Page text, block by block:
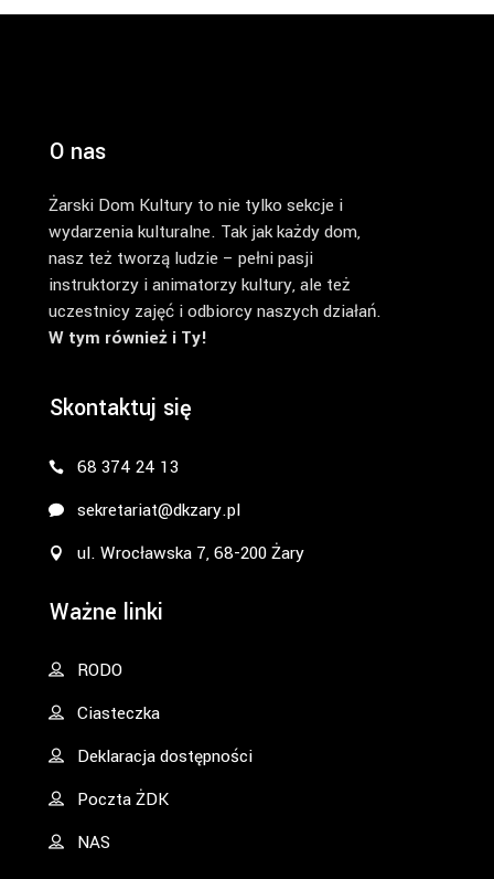
O nas
Żarski Dom Kultury to nie tylko sekcje i
wydarzenia kulturalne. Tak jak każdy dom,
nasz też tworzą ludzie – pełni pasji
instruktorzy i animatorzy kultury, ale też
uczestnicy zajęć i odbiorcy naszych działań.
W tym również i Ty!
Skontaktuj się
68 374 24 13
sekretariat@dkzary.pl
ul. Wrocławska 7, 68-200 Żary
Ważne linki
RODO
Ciasteczka
Deklaracja dostępności
Poczta ŻDK
NAS